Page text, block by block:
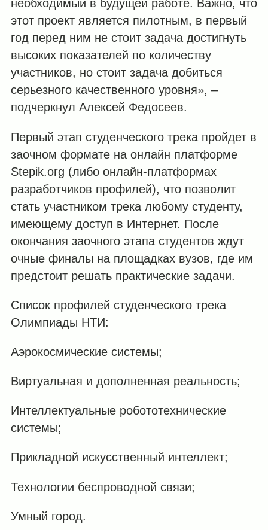
необходимый в будущей работе. Важно, что
этот проект является пилотным, в первый
год перед ним не стоит задача достигнуть
высоких показателей по количеству
участников, но стоит задача добиться
серьезного качественного уровня», –
подчеркнул Алексей Федосеев.
Первый этап студенческого трека пройдет в
заочном формате на онлайн платформе
Stepik.org (либо онлайн-платформах
разработчиков профилей), что позволит
стать участником трека любому студенту,
имеющему доступ в Интернет. После
окончания заочного этапа студентов ждут
очные финалы на площадках вузов, где им
предстоит решать практические задачи.
Список профилей студенческого трека
Олимпиады НТИ:
Аэрокосмические системы;
Виртуальная и дополненная реальность;
Интеллектуальные робототехнические
системы;
Прикладной искусственный интеллект;
Технологии беспроводной связи;
Умный город.